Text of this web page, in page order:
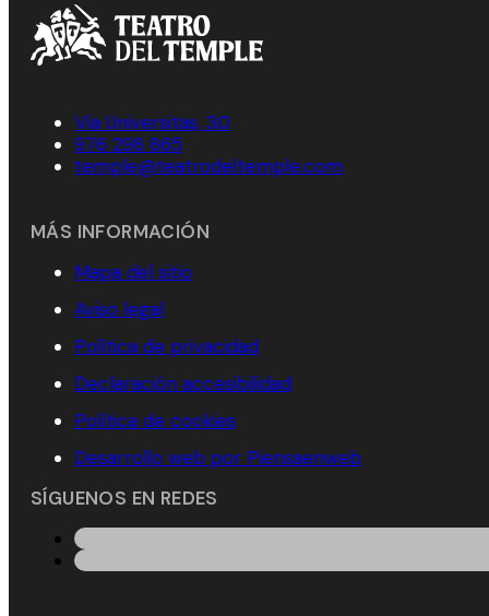
Vía Universitas, 30
976 298 865
temple@teatrodeltemple.com
MÁS INFORMACIÓN
Mapa del sitio
Aviso legal
Política de privacidad
Declaración accesibilidad
Política de cookies
Desarrollo web por Piensaenweb
SÍGUENOS EN REDES